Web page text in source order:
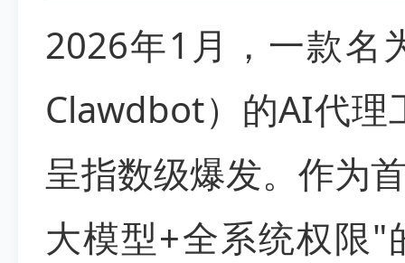
2026年1月，一款名
Clawdbot）的AI代
呈指数级爆发。作为
大模型+全系统权限